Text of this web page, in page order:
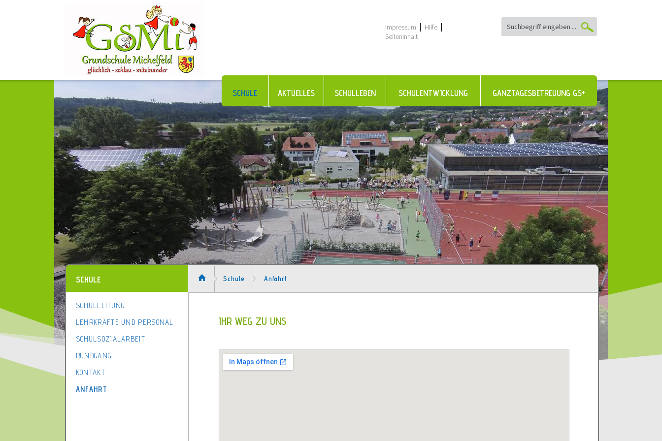
Impressum | Hilfe |
Seiteninhalt
SCHULE AKTUELLES SCHULLEBEN SCHULENTWICKLUNG GANZTAGESBETREUUNG GS+
SCHULE
SCHULLEITUNG
LEHRKRÄFTE UND PERSONAL
SCHULSOZIALARBEIT
RUNDGANG
KONTAKT
ANFAHRT
Schule Anfahrt
IHR WEG ZU UNS